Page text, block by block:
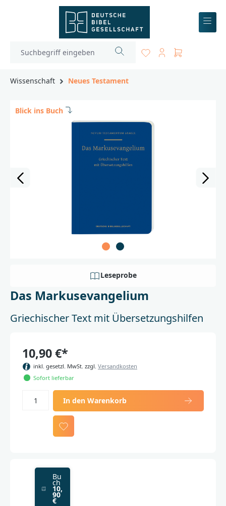
Wissenschaft Neues Testament
Blick ins Buch
Leseprobe
Das Markusevangelium
Griechischer Text mit Übersetzungshilfen
10,90 €*
inkl. gesetzl. MwSt. zzgl. Versandkosten
Sofort lieferbar
In den Warenkorb
Bu
ch
10,
90
€